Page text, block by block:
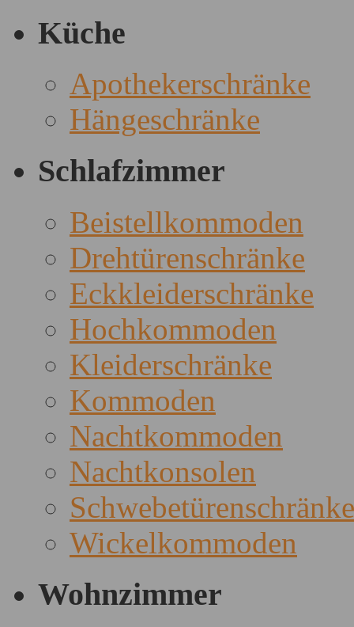
Küche
Apothekerschränke
Hängeschränke
Schlafzimmer
Beistellkommoden
Drehtürenschränke
Eckkleiderschränke
Hochkommoden
Kleiderschränke
Kommoden
Nachtkommoden
Nachtkonsolen
Schwebetürenschränke
Wickelkommoden
Wohnzimmer